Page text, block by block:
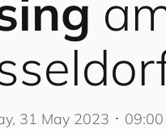
31 May 2023 ･